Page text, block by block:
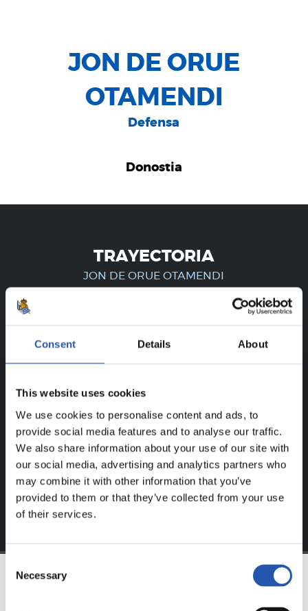
Consent Details About
This website uses cookies
We use cookies to personalise content and ads, to
provide social media features and to analyse our traffic.
We also share information about your use of our site with
our social media, advertising and analytics partners who
may combine it with other information that you’ve
provided to them or that they’ve collected from your use
of their services.
Selection
Necessary
JON DE ORUE
OTAMENDI
Defensa
Donostia
TRAYECTORIA
JON DE ORUE OTAMENDI
¡SOLO PARA USUARIOS
REGISTRADOS!
Este contenido es solo para los usuarios registrados en
nuestra web.
Loginy disfruta de
contenido exclusivo para ti.